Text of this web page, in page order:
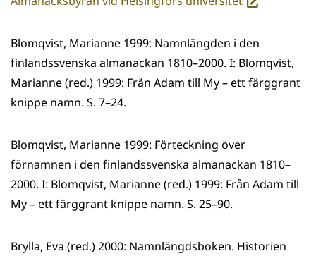
palveluun)
Blomqvist, Marianne 1999: Namnlängden i den
finlandssvenska almanackan 1810–2000. I: Blomqvist,
Marianne (red.) 1999: Från Adam till My – ett färggrant
knippe namn. S. 7–24.
Blomqvist, Marianne 1999: Förteckning över
förnamnen i den finlandssvenska almanackan 1810–
2000. I: Blomqvist, Marianne (red.) 1999: Från Adam till
My – ett färggrant knippe namn. S. 25–90.
Brylla, Eva (red.) 2000: Namnlängdsboken. Historien